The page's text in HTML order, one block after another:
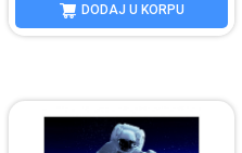
DODAJ U KORPU